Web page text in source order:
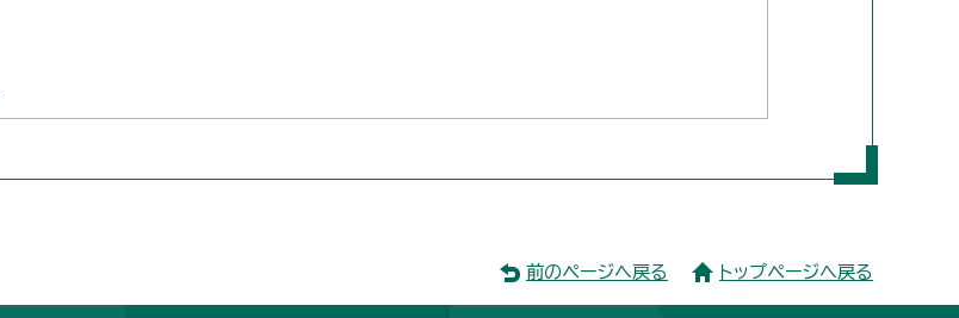
前のページへ戻る トップページへ戻る